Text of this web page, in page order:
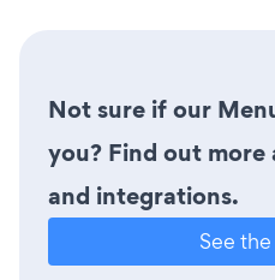
Not sure if our
you? Find out
and integrations.
See